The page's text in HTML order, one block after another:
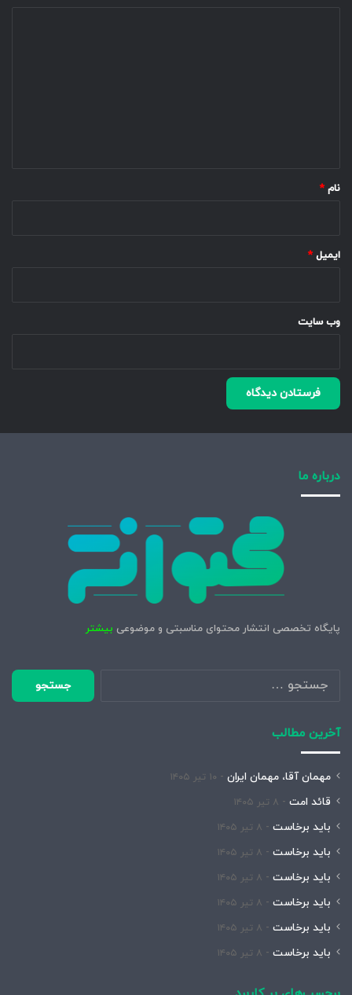
نام *
ایمیل *
وب‌ سایت
درباره ما
پایگاه تخصصی انتشار محتوای مناسبتی و موضوعی بیشتر
جستجو
برای:
آخرین مطالب
مهمان آقا، مهمان ایران ۱۰ تیر ۱۴۰۵
قائد امت ۸ تیر ۱۴۰۵
باید برخاست ۸ تیر ۱۴۰۵
باید برخاست ۸ تیر ۱۴۰۵
باید برخاست ۸ تیر ۱۴۰۵
باید برخاست ۸ تیر ۱۴۰۵
باید برخاست ۸ تیر ۱۴۰۵
باید برخاست ۸ تیر ۱۴۰۵